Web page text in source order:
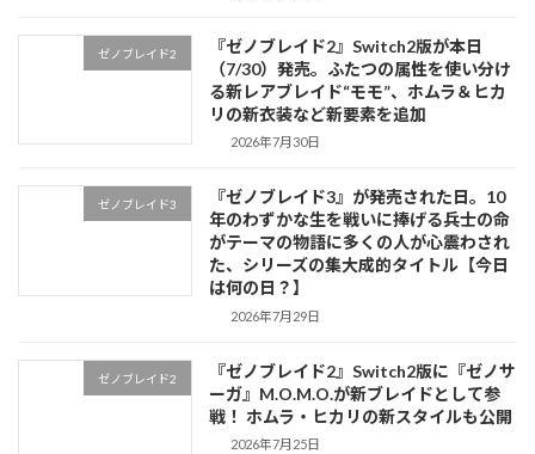
ゼノブレイド2
『ゼノブレイド2』Switch2版が本日
（7/30）発売。ふたつの属性を使い分け
る新レアブレイド“モモ”、ホムラ＆ヒカ
リの新衣装など新要素を追加
2026年7月30日
ゼノブレイド3
『ゼノブレイド3』が発売された日。10
年のわずかな生を戦いに捧げる兵士の命
がテーマの物語に多くの人が心震わされ
た、シリーズの集大成的タイトル【今日
は何の日？】
2026年7月29日
ゼノブレイド2
『ゼノブレイド2』Switch2版に『ゼノサ
ーガ』M.O.M.O.が新ブレイドとして参
戦！ ホムラ・ヒカリの新スタイルも公開
2026年7月25日